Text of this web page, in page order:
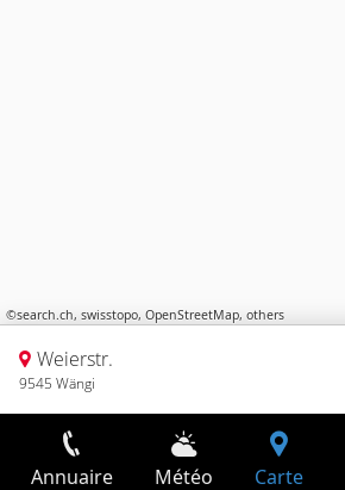
©search.ch, swisstopo, OpenStreetMap, others
Weierstr.
9545 Wängi
Annuaire Météo Carte